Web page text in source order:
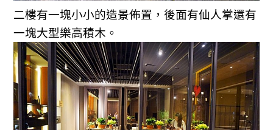
二樓有一塊小小的造景佈置，後面有仙人掌還有
一塊大型樂高積木。